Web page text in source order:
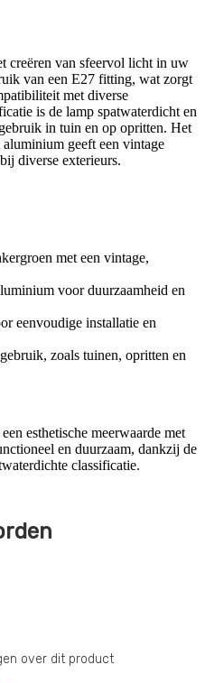
creëren van sfeervol licht in uw
van een E27 fitting, wat zorgt
met diverse
is de lamp spatwaterdicht en
in tuin en op opritten. Het
geeft een vintage
diverse exterieurs.
met een vintage,
voor duurzaamheid en
eenvoudige installatie en
zoals tuinen, opritten en
esthetische meerwaarde met
en duurzaam, dankzij de
classificatie.
over dit product